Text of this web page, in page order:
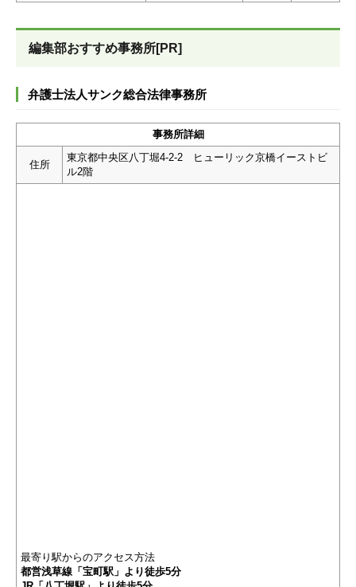
編集部おすすめ事務所[PR]
弁護士法人サンク総合法律事務所
事務所詳細
住所
東京都中央区八丁堀4-2-2 ヒューリック京橋イーストビ
ル2階
最寄り駅からのアクセス方法
都営浅草線「宝町駅」より徒歩5分